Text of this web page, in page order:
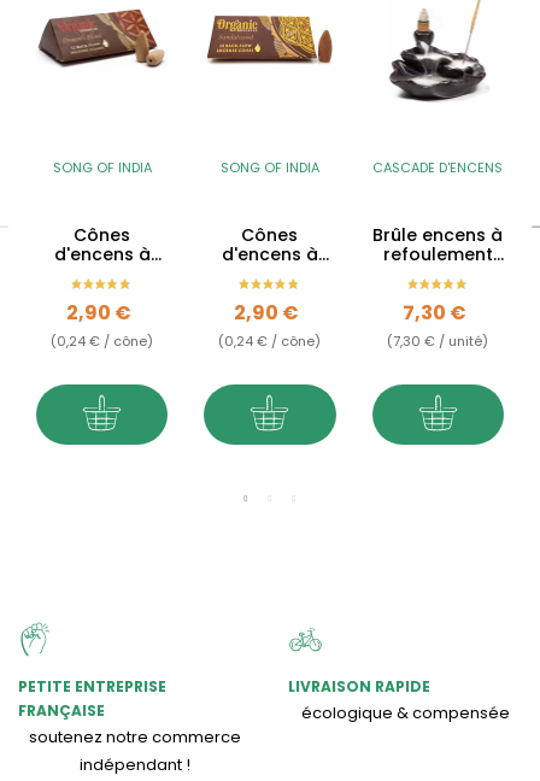
SONG OF INDIA
Cônes
d'encens à
refoulement
Sang Dragon -
Backflow
Prix
2,90 €
(0,24 € / cône)
SONG OF INDIA
Cônes
d'encens à
refoulement
Santal -
Backflow
Prix
2,90 €
(0,24 € / cône)
CASCADE D'ENCENS
Brûle encens à
refoulement
Lotus en
céramique -
Backflow
Prix
7,30 €
(7,30 € / unité)
PETITE ENTREPRISE
FRANÇAISE
soutenez notre commerce
indépendant !
LIVRAISON RAPIDE
écologique & compensée